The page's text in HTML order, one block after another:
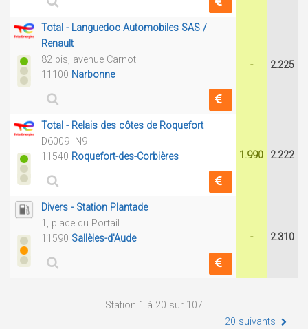
Total - Languedoc Automobiles SAS /
Renault
82 bis, avenue Carnot
11100 Narbonne
- 2.225
Total - Relais des côtes de Roquefort
D6009=N9
11540 Roquefort-des-Corbières 1.990 2.222
Divers - Station Plantade
1, place du Portail
11590 Sallèles-d'Aude - 2.310
Station 1 à 20 sur 107
20 suivants